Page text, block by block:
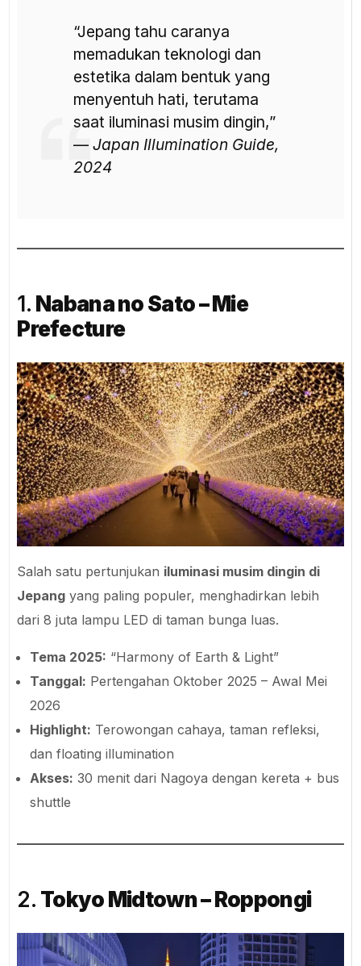
“Jepang tahu caranya
memadukan teknologi dan
estetika dalam bentuk yang
menyentuh hati, terutama
saat iluminasi musim dingin,”
—Japan Illumination Guide,
2024
1. Nabana no Sato – Mie
Prefecture
Salah satu pertunjukan iluminasi musim dingin di
Jepang yang paling populer, menghadirkan lebih
dari 8 juta lampu LED di taman bunga luas.
Tema 2025: “Harmony of Earth & Light”
Tanggal: Pertengahan Oktober 2025 – Awal Mei
2026
Highlight: Terowongan cahaya, taman refleksi,
dan floating illumination
Akses: 30 menit dari Nagoya dengan kereta + bus
shuttle
2. Tokyo Midtown – Roppongi